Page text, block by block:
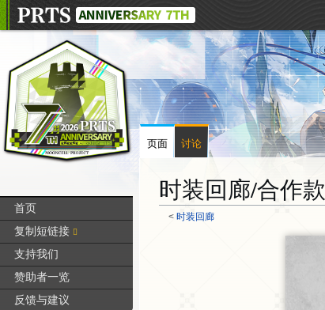
时装回廊/合作款
< 时装回廊
页面 讨论
首页
复制短链接
支持我们
赞助者一览
反馈与建议